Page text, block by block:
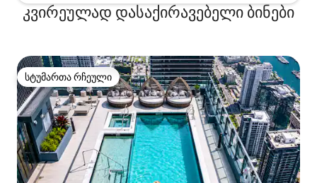
კვირეულად დასაქირავებელი ბინები
სტუმართა რჩეული
სტუმართა რჩეული